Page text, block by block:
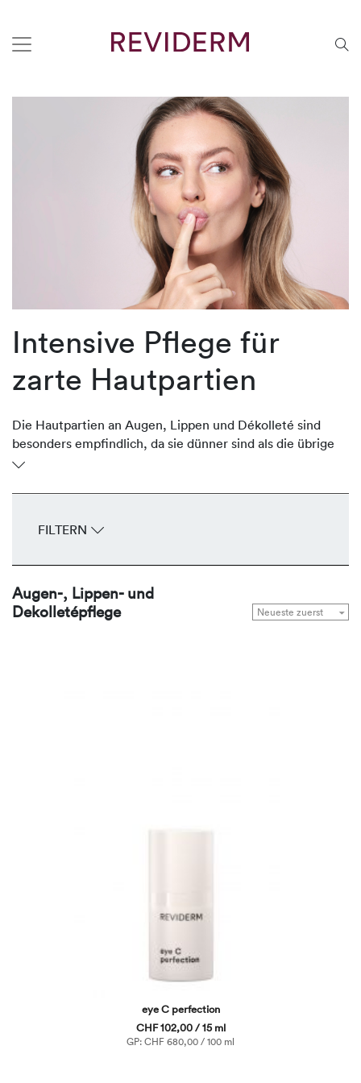
Intensive Pflege für
zarte Hautpartien
Die Hautpartien an Augen, Lippen und Dékolleté sind
besonders empfindlich, da sie dünner sind als die übrige
Gesichtshaut. Oftmals sind sie aber stark der Sonne
entwickeln frühzeitig Fältchen und Falten. Die
durchfeuchten, glätten und straffen die zarten
FILTERN
Augen-, Lippen- und
Dekolletépflege
eye C perfection
CHF 102,00 / 15 ml
GP: CHF 680,00 / 100 ml